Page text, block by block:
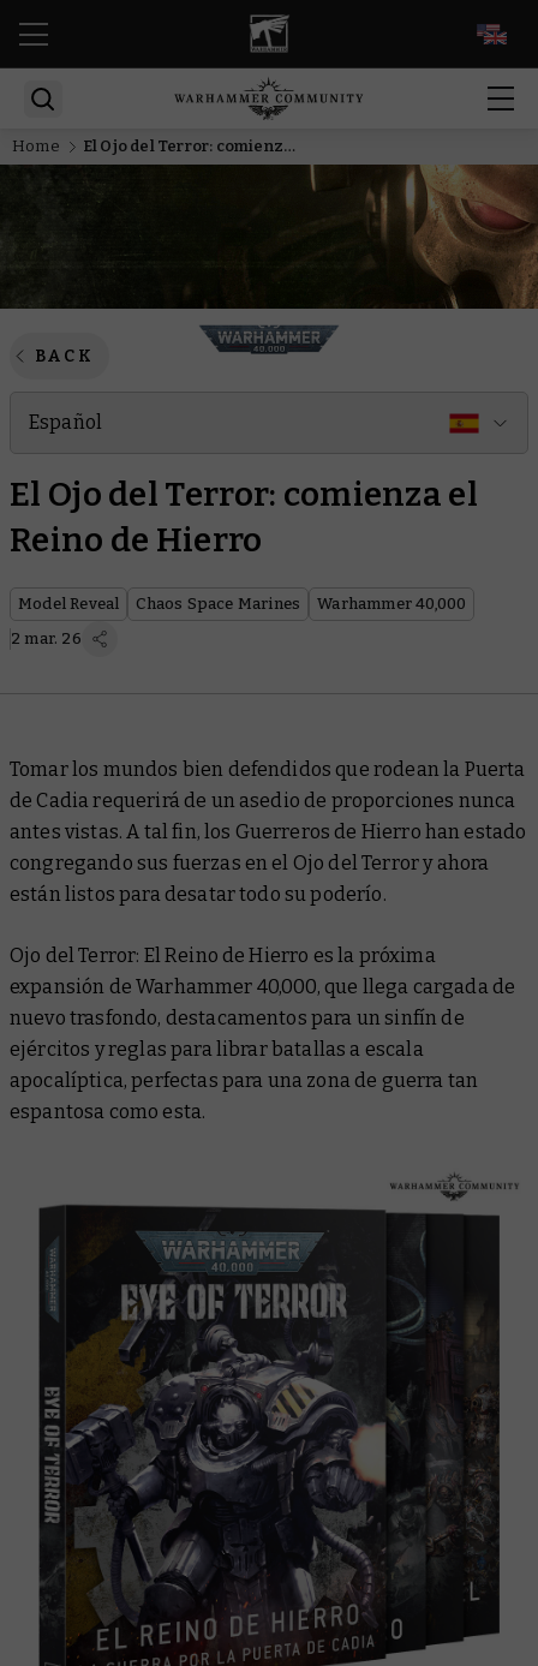
Home El Ojo del Terror: comienza el Reino de Hierro
BACK
Español
El Ojo del Terror: comienza el
Reino de Hierro
Model Reveal Chaos Space Marines
Warhammer 40,000
2 mar. 26
Tomar los mundos bien defendidos que rodean la Puerta
de Cadia requerirá de un asedio de proporciones nunca
antes vistas. A tal fin, los Guerreros de Hierro han estado
congregando sus fuerzas en el Ojo del Terror y ahora
están listos para desatar todo su poderío.
Ojo del Terror: El Reino de Hierro es la próxima
expansión de Warhammer 40,000, que llega cargada de
nuevo trasfondo, destacamentos para un sinfín de
ejércitos y reglas para librar batallas a escala
apocalíptica, perfectas para una zona de guerra tan
espantosa como esta.